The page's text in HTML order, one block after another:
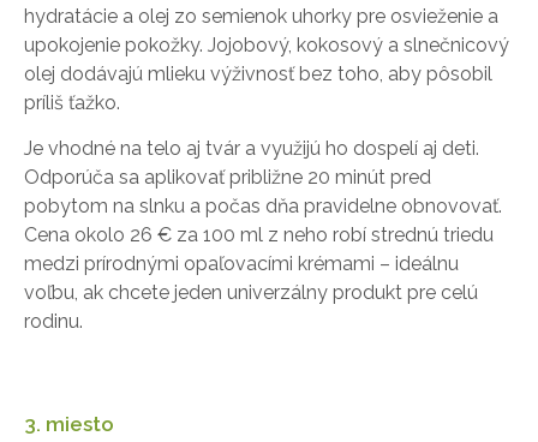
hydratácie a olej zo semienok uhorky pre osvieženie a
upokojenie pokožky. Jojobový, kokosový a slnečnicový
olej dodávajú mlieku výživnosť bez toho, aby pôsobil
príliš ťažko.
Je vhodné na telo aj tvár a využijú ho dospelí aj deti.
Odporúča sa aplikovať približne 20 minút pred
pobytom na slnku a počas dňa pravidelne obnovovať.
Cena okolo 26 € za 100 ml z neho robí strednú triedu
medzi prírodnými opaľovacími krémami – ideálnu
voľbu, ak chcete jeden univerzálny produkt pre celú
rodinu.
3. miesto